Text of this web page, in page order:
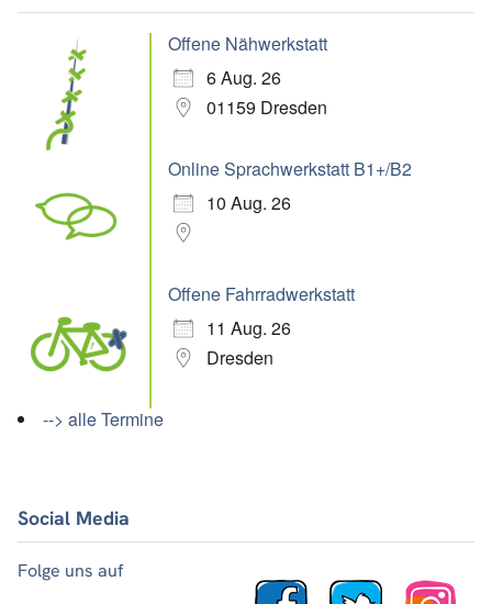
Offene Nähwerkstatt
6 Aug. 26
01159 Dresden
Online Sprachwerkstatt B1+/B2
10 Aug. 26
Offene Fahrradwerkstatt
11 Aug. 26
Dresden
--> alle Termine
Social Media
Folge uns auf